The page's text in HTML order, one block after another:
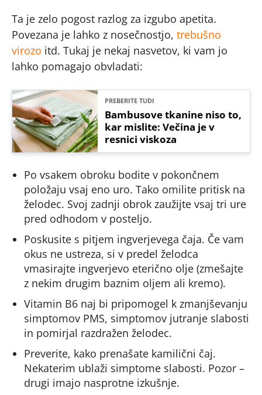
Ta je zelo pogost razlog za izgubo apetita.
Povezana je lahko z nosečnostjo, trebušno
virozo itd. Tukaj je nekaj nasvetov, ki vam jo
lahko pomagajo obvladati:
PREBERITE TUDI
Bambusove tkanine niso to,
kar mislite: Večina je v
resnici viskoza
Po vsakem obroku bodite v pokončnem
položaju vsaj eno uro. Tako omilite pritisk na
želodec. Svoj zadnji obrok zaužijte vsaj tri ure
pred odhodom v posteljo.
Poskusite s pitjem ingverjevega čaja. Če vam
okus ne ustreza, si v predel želodca
vmasirajte ingverjevo eterično olje (zmešajte
z nekim drugim baznim oljem ali kremo).
Vitamin B6 naj bi pripomogel k zmanjševanju
simptomov PMS, simptomov jutranje slabosti
in pomirjal razdražen želodec.
Preverite, kako prenašate kamilični čaj.
Nekaterim ublaži simptome slabosti. Pozor –
drugi imajo nasprotne izkušnje.